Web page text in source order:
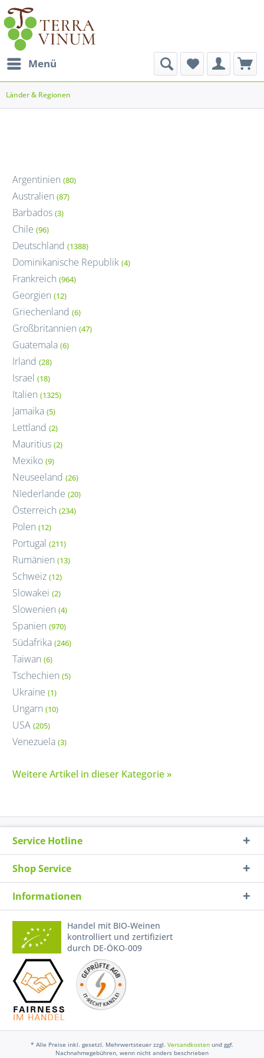
Menü
Länder & Regionen
Argentinien (80)
Australien (87)
Barbados (3)
Chile (96)
Deutschland (1388)
Dominikanische Republik (4)
Frankreich (964)
Georgien (12)
Griechenland (6)
Großbritannien (47)
Guatemala (6)
Irland (28)
Israel (18)
Italien (1325)
Jamaika (5)
Lettland (2)
Mauritius (2)
Mexiko (9)
Neuseeland (26)
NIederlande (20)
Österreich (234)
Polen (12)
Portugal (211)
Rumänien (13)
Schweiz (12)
Slowakei (2)
Slowenien (4)
Spanien (970)
Südafrika (246)
Taiwan (6)
Tschechien (5)
Ukraine (1)
Ungarn (10)
USA (205)
Venezuela (3)
Weitere Artikel in dieser Kategorie »
Service Hotline
Shop Service
Informationen
Handel mit BIO-Weinen
kontrolliert und zertifiziert
durch DE-ÖKO-009
* Alle Preise inkl. gesetzl. Mehrwertsteuer zzgl. Versandkosten und ggf.
Nachnahmegebühren, wenn nicht anders beschrieben